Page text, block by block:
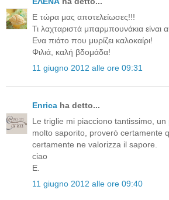
Ε τώρα μας αποτελείωσες!!!
Τι λαχταριστά μπαρμπουνάκια είναι
Ενα πιάτο που μυρίζει καλοκαίρι!
Φιλιά, καλή βδομάδα!
11 giugno 2012 alle ore 09:31
Enrica ha detto...
Le triglie mi piacciono tantissimo,
molto saporito, proverò certamente
certamente ne valorizza il sapore.
ciao
E.
11 giugno 2012 alle ore 09:40